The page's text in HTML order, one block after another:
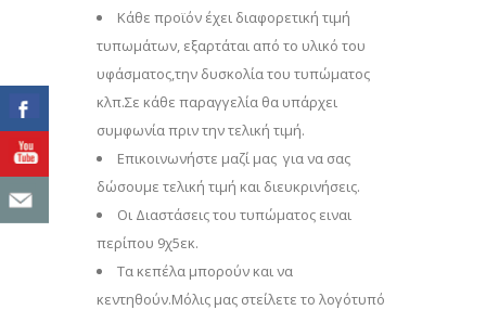
Κάθε προϊόν έχει διαφορετική τιμή
τυπωμάτων, εξαρτάται από το υλικό του
υφάσματος,την δυσκολία του τυπώματος
κλπ.Σε κάθε παραγγελία θα υπάρχει
συμφωνία πριν την τελική τιμή.
Επικοινωνήστε μαζί μας για να σας
δώσουμε τελική τιμή και διευκρινήσεις.
Οι Διαστάσεις του τυπώματος ειναι
περίπου 9χ5εκ.
Τα κεπέλα μπορούν και να
κεντηθούν.Μόλις μας στείλετε το λογότυπό